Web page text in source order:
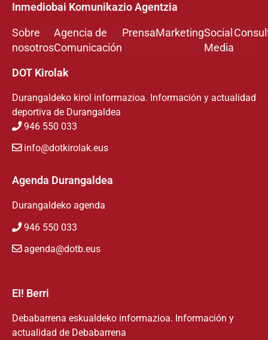
Inmediobai Komunikazio Agentzia
Sobre
nosotros
Agencia de
Comunicación
PrensaMarketingSocial
Media
DOT Kirolak
Durangaldeko kirol informazioa. Información y actualidad
deportiva de Durangaldea
946 550 033
info@dotkirolak.eus
Agenda Durangaldea
Durangaldeko agenda
946 550 033
agenda@dotb.eus
EI! Berri
Debabarrena eskualdeko informazioa. Información y
actualidad de Debabarrena